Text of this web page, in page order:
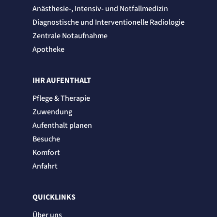
Anästhesie-, Intensiv- und Notfallmedizin
Diagnostische und Interventionelle Radiologie
Zentrale Notaufnahme
Apotheke
IHR AUFENTHALT
Pflege & Therapie
Zuwendung
Aufenthalt planen
Besuche
Komfort
Anfahrt
QUICKLINKS
Einverständnis-Cookie
cookie_consent
Cookie Laufzeit:
STATISTIK
Statistik Cookies erfassen Informationen
anonym. Diese Informationen helfen uns
zu verstehen, wie unsere Besucher unsere
Website nutzen.
Name: